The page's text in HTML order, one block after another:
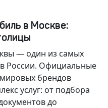
в Москве:
— один из самых
России. Официальные
брендов
услуг: от подбора
до